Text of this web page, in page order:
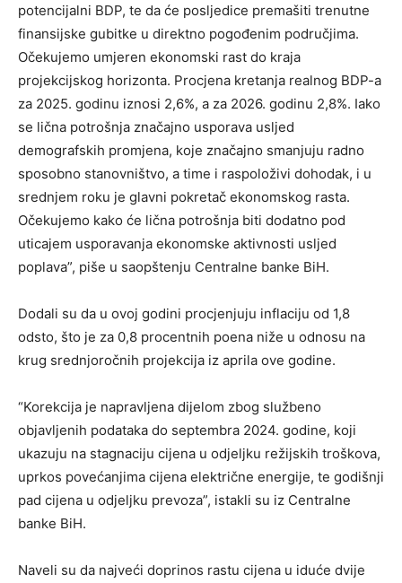
potencijalni BDP, te da će posljedice premašiti trenutne
finansijske gubitke u direktno pogođenim područjima.
Očekujemo umjeren ekonomski rast do kraja
projekcijskog horizonta. Procjena kretanja realnog BDP-a
za 2025. godinu iznosi 2,6%, a za 2026. godinu 2,8%. Iako
se lična potrošnja značajno usporava usljed
demografskih promjena, koje značajno smanjuju radno
sposobno stanovništvo, a time i raspoloživi dohodak, i u
srednjem roku je glavni pokretač ekonomskog rasta.
Očekujemo kako će lična potrošnja biti dodatno pod
uticajem usporavanja ekonomske aktivnosti usljed
poplava”, piše u saopštenju Centralne banke BiH.
Dodali su da u ovoj godini procjenjuju inflaciju od 1,8
odsto, što je za 0,8 procentnih poena niže u odnosu na
krug srednjoročnih projekcija iz aprila ove godine.
“Korekcija je napravljena dijelom zbog službeno
objavljenih podataka do septembra 2024. godine, koji
ukazuju na stagnaciju cijena u odjeljku režijskih troškova,
uprkos povećanjima cijena električne energije, te godišnji
pad cijena u odjeljku prevoza”, istakli su iz Centralne
banke BiH.
Naveli su da najveći doprinos rastu cijena u iduće dvije